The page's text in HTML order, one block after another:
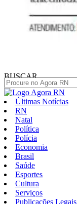
BUSCAR
Últimas Notícias
RN
Natal
Política
Polícia
Economia
Brasil
Saúde
Esportes
Cultura
Serviços
Publicações Legais